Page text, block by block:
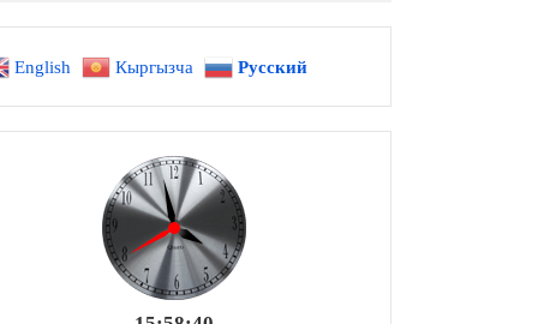
English Кыргызча Русский